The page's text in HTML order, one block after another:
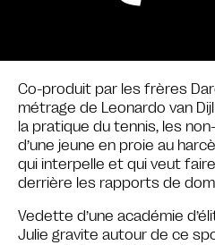
Co-produit par les frères
métrage de Leonardo van
la pratique du tennis, les
d’une jeune en proie au
qui interpelle et qui veut
derrière les rapports de
Vedette d’une académie
Julie gravite autour de ce